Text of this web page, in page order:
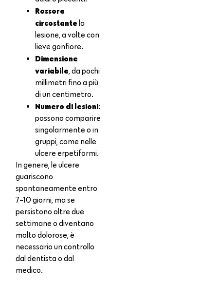
Rossore
circostante la
lesione, a volte con
lieve gonfiore.
Dimensione
variabile, da pochi
millimetri fino a più
di un centimetro.
Numero di lesioni:
possono comparire
singolarmente o in
gruppi, come nelle
ulcere erpetiformi.
In genere, le ulcere
guariscono
spontaneamente entro
7-10 giorni, ma se
persistono oltre due
settimane o diventano
molto dolorose, è
necessario un controllo
dal dentista o dal
medico.